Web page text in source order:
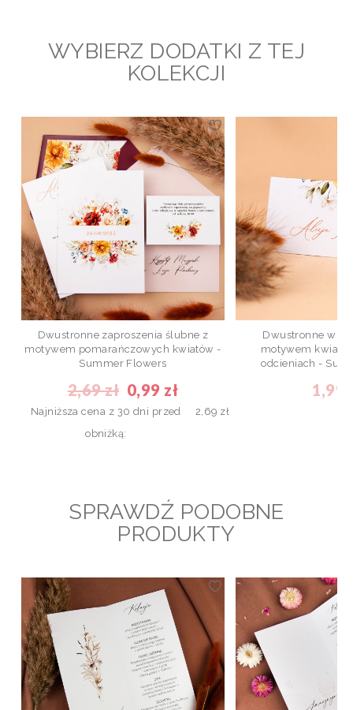
WYBIERZ DODATKI Z TEJ
KOLEKCJI
Dwustronne zaproszenia ślubne z
motywem pomarańczowych kwiatów -
Summer Flowers
2,69 zł 0,99 zł
Najniższa cena z 30 dni przed
obniżką:
2,69 zł
Dwustronne
motywem
odcieniach -
1,99
SPRAWDŹ PODOBNE
PRODUKTY